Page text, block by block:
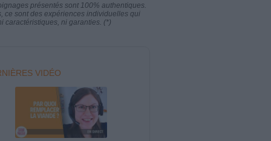
présentés sont 100% authentiques.
ce sont des expériences individuelles qui
caractéristiques, ni garanties. (*)
VIDÉO